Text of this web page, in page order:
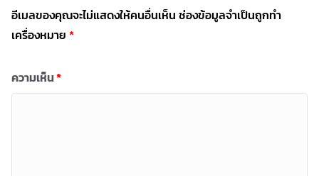
อีเมลของคุณจะไม่แสดงให้คนอื่นเห็น ช่องข้อมูลจำเป็นถูกทำ
เครื่องหมาย *
ความเห็น*